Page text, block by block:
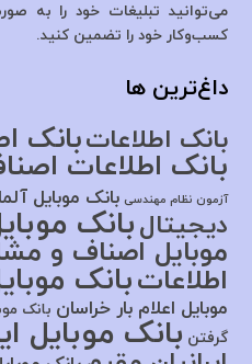
می‌توانید تبلیغات خود را به
کسب‌وکار خود را تضمین کنید.
داغ‌ترین ها
بانک اطلاعاتبانک
بانک اطلاعات
آزمون نظام مهندسی بانک موبایل
دیجیتالبانک
موبایل اصناف و
اطلاعاتبانک
موبایل اعلام بار خراسان بانک
گرفتن بانک موبایل